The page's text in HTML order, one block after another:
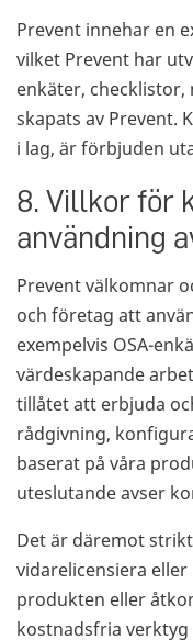
Prevent innehar en
vilket Prevent har
enkäter,
skapats av Prevent.
i lag, är förbjuden
8. Villkor för
användning
Prevent välkomnar
och företag att
exempelvis OSA-
värdeskapande
tillåtet att erbjuda
rådgivning,
baserat på våra
uteslutande avser
Det är däremot
vidarelicensiera
produkten eller
kostnadsfria